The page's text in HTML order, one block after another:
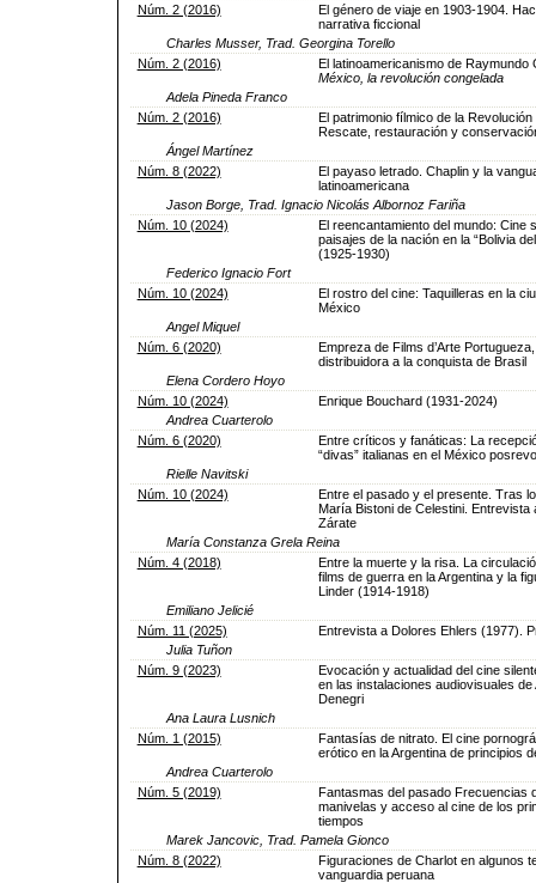
Núm. 2 (2016)
El género de viaje en 1903-1904.
narrativa ficcional
Charles Musser, Trad. Georgina Torello
Núm. 2 (2016)
El latinoamericanismo de Raymundo
México, la revolución congelada
Adela Pineda Franco
Núm. 2 (2016)
El patrimonio fílmico de la
Rescate, restauración y
Ángel Martínez
Núm. 8 (2022)
El payaso letrado. Chaplin y la
latinoamericana
Jason Borge, Trad. Ignacio Nicolás Albornoz Fariña
Núm. 10 (2024)
El reencantamiento del mundo: Cine
paisajes de la nación en la “Bolivia
(1925-1930)
Federico Ignacio Fort
Núm. 10 (2024)
El rostro del cine: Taquilleras en la
México
Angel Miquel
Núm. 6 (2020)
Empreza de Films d’Arte
distribuidora a la conquista de Brasil
Elena Cordero Hoyo
Núm. 10 (2024)
Enrique Bouchard (1931-2024)
Andrea Cuarterolo
Núm. 6 (2020)
Entre críticos y fanáticas: La
“divas” italianas en el México
Rielle Navitski
Núm. 10 (2024)
Entre el pasado y el presente. Tras
María Bistoni de Celestini. Entrevista
Zárate
María Constanza Grela Reina
Núm. 4 (2018)
Entre la muerte y la risa. La
films de guerra en la Argentina y la
Linder (1914-1918)
Emiliano Jelicié
Núm. 11 (2025)
Entrevista a Dolores Ehlers (1977).
Julia Tuñon
Núm. 9 (2023)
Evocación y actualidad del cine
en las instalaciones audiovisuales de
Denegri
Ana Laura Lusnich
Núm. 1 (2015)
Fantasías de nitrato. El cine
erótico en la Argentina de principios
Andrea Cuarterolo
Núm. 5 (2019)
Fantasmas del pasado Frecuencias
manivelas y acceso al cine de los
tiempos
Marek Jancovic, Trad. Pamela Gionco
Núm. 8 (2022)
Figuraciones de Charlot en algunos
vanguardia peruana